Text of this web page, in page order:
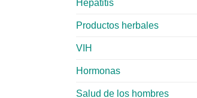
Hepatitis
Productos herbales
VIH
Hormonas
Salud de los hombres